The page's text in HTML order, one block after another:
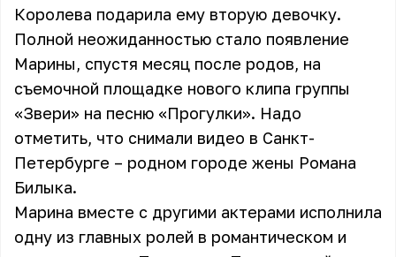
Королева подарила ему вторую девочку.
Полной неожиданностью стало появление
Марины, спустя месяц после родов, на
съемочной площадке нового клипа группы
«Звери» на песню «Прогулки». Надо
отметить, что снимали видео в Санкт-
Петербурге – родном городе жены Романа
Билыка.
Марина вместе с другими актерами исполнила
одну из главных ролей в романтическом и